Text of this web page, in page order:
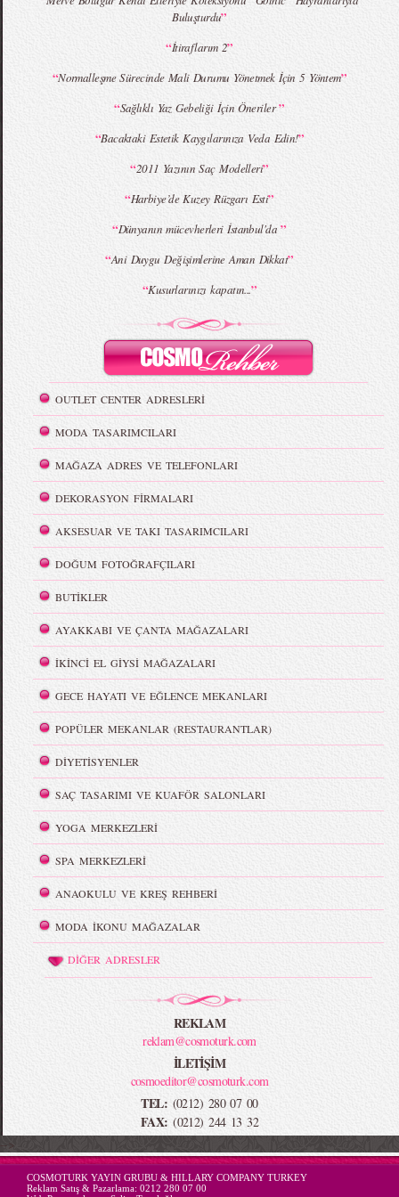
MBFWI - Giray Sepin 2015 Yaz Koleksiyonu
Buluşturdu”
“İtiraflarım 2”
“Normalleşme Sürecinde Mali Durumu Yönetmek İçin 5 Yöntem”
“Sağlıklı Yaz Gebeliği İçin Öneriler”
“Bacaktaki Estetik Kaygılarınıza Veda Edin!”
“2011 Yazının Saç Modelleri”
“Harbiye’de Kuzey Rüzgarı Esti”
“Dünyanın mücevherleri İstanbul'da”
“Ani Duygu Değişimlerine Aman Dikkat”
“Kusurlarınızı kapatın...”
OUTLET CENTER ADRESLERİ
MODA TASARIMCILARI
MAĞAZA ADRES VE TELEFONLARI
DEKORASYON FİRMALARI
AKSESUAR VE TAKI TASARIMCILARI
DOĞUM FOTOĞRAFÇILARI
BUTİKLER
AYAKKABI VE ÇANTA MAĞAZALARI
İKİNCİ EL GİYSİ MAĞAZALARI
GECE HAYATI VE EĞLENCE MEKANLARI
POPÜLER MEKANLAR (RESTAURANTLAR)
DİYETİSYENLER
SAÇ TASARIMI VE KUAFÖR SALONLARI
YOGA MERKEZLERİ
SPA MERKEZLERİ
ANAOKULU VE KREŞ REHBERİ
MODA İKONU MAĞAZALAR
DİĞER ADRESLER
REKLAM
reklam@cosmoturk.com
İLETİŞİM
cosmoeditor@cosmoturk.com
TEL: (0212) 280 07 00
FAX: (0212) 244 13 32
-->
COSMOTURK YAYIN GRUBU & HILLARY COMPANY TURKEY
Reklam Satış & Pazarlama: 0212 280 07 00